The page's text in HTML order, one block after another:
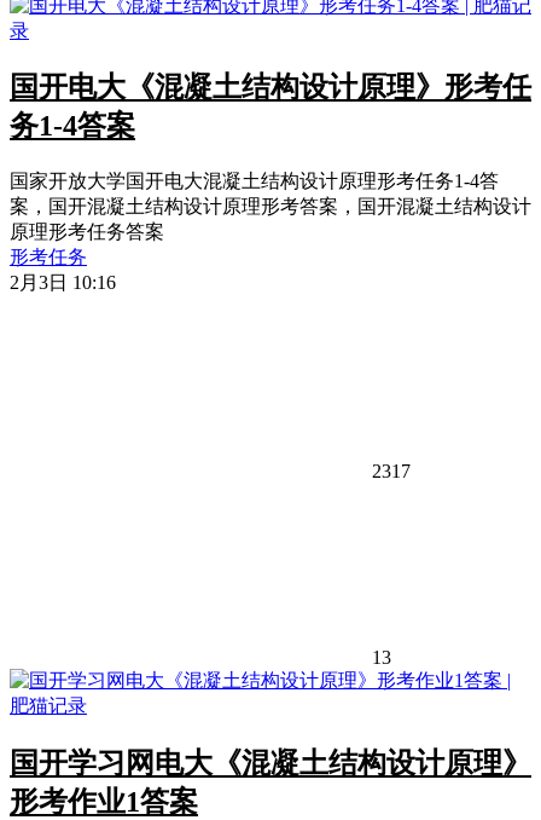
国开电大《混凝土结构设计原理》形考任
务1-4答案
国家开放大学国开电大混凝土结构设计原理形考任务1-4答
案，国开混凝土结构设计原理形考答案，国开混凝土结构设计
原理形考任务答案
形考任务
2月3日 10:16
2317
13
国开学习网电大《混凝土结构设计原理》
形考作业1答案